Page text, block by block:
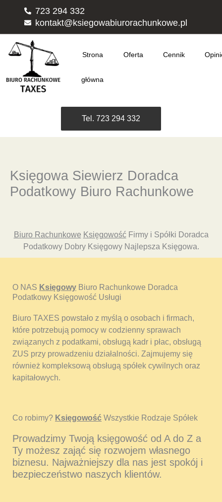
723 294 332
kontakt@ksiegowabiurorachunkowe.pl
Strona
główna
Oferta Cennik
Tel. 723 294 332
Księgowa Siewierz Doradca
Podatkowy Biuro Rachunkowe
Biuro Rachunkowe KsięgowośćFirmy i Spółki Doradca
Podatkowy Dobry Księgowy Najlepsza Księgowa.
O NAS Księgowy Biuro Rachunkowe Doradca
Podatkowy Księgowość Usługi
Biuro TAXES powstało z myślą o osobach i firmach,
które potrzebują pomocy w codzienny sprawach
związanych z podatkami, obsługą kadr i płac, obsługą
ZUS przy prowadzeniu działalności. Zajmujemy się
również kompleksową obsługą spółek cywilnych oraz
kapitałowych.
Co robimy? Księgowość Wszystkie Rodzaje Spółek
Prowadzimy Twoją księgowość od A do Z a
Ty możesz zająć się rozwojem własnego
biznesu. Najważniejszy dla nas jest spokój i
bezpieczeństwo naszych klientów.